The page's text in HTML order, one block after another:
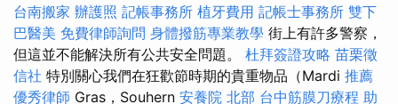
台南搬家 辦護照 記帳事務所 植牙費用 記帳士事務所 雙下
巴醫美 免費律師詢問 身體撥筋專業教學 街上有許多警察，
但這並不能解決所有公共安全問題。 杜拜簽證攻略 苗栗徵
信社 特別關心我們在狂歡節時期的貴重物品（Mardi 推薦
優秀律師 Gras，Souhern 安養院 北部 台中筋膜刀療程 助